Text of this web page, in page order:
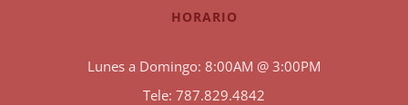
HORARIO
Lunes a Domingo: 8:00AM @ 3:00PM
Tele: 787.829.4842